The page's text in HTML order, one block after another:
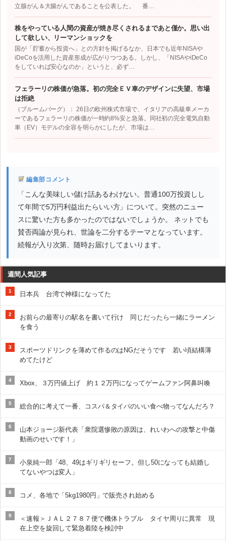
立腺がん＆大腸がんであることを公表した。 番…
株をやっている人間の資産が焼き尽くされるまであと僅か。思い出
して欲しい、リーマンショックを
国が「貯蓄から投資へ」との方針を掲げるなか、日本でも近年NISAや
iDeCoを活用した資産形成が広がりつつある。しかし、「NISAやiDeCo
をしていれば安心なのか」というと、必ず…
フェラーリの株価が急落。初の完全ＥＶ車のデザインに失望、市場
は拒絶
（ブルームバーグ）： 26日の欧州株式市場で、イタリアの高級車メーカ
ーであるフェラーリの株価が一時約8%安と急落。同社初の完全電気自動
車（EV）モデルの全容を明らかにしたが、市場は…
編集部コメント
「こんな美味しい儲け話あるわけない。普通100万投資しし
て年間で5万円利益出たらいい方」について。突然のニュー
スに驚いた方も多かったのではないでしょうか。 ネットでも
賛否両論が見られ、世論を二分するテーマとなっています。
続報が入り次第、随時お届けしてまいります。
週間人気記事
1 日本兵 台湾で神様になってた
2
お前らの最寄りの駅名を書いて行け 同じだったら一緒にラーメン
を食う
3
スポーツドリンクを薄めて作るのはNGだそうです 若い頃結構薄
めてたけど
4 Xbox、３万円値上げ 約１２万円になってゲームファン阿鼻叫喚
5 総合的に考えて一番、コスパ＆タイパのいい食べ物ってなんだろ？
6
山本ジョージ新代表「衆院選惨敗の原因は、れいわへの攻撃と中傷
動画のせいです！」
7
小泉純一郎「48、49はギリギリセーフ。但し50になっても結婚し
てないやつは変人」
8 コメ、各地で「5kg1980円」で販売され始める
9
＜速報＞ＪＡＬ２７８７便で機体トラブル タイヤ周りに異常 現
在上空を旋回して緊急着陸を検討中